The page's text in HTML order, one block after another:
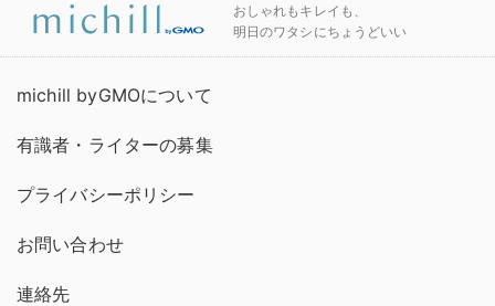
おしゃれもキレイも、
明日のワタシにちょうどいい
michill byGMOについて
有識者・ライターの募集
プライバシーポリシー
お問い合わせ
連絡先